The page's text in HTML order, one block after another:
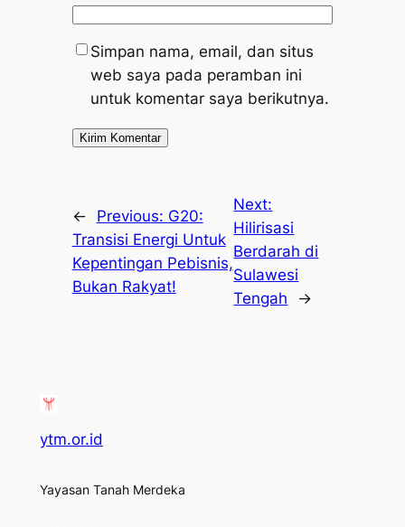
Simpan nama, email, dan situs
web saya pada peramban ini
untuk komentar saya berikutnya.
← Previous: G20:
Transisi Energi Untuk
Kepentingan Pebisnis,
Bukan Rakyat!
Next:
Hilirisasi
Berdarah di
Sulawesi
Tengah
→
ytm.or.id
Yayasan Tanah Merdeka